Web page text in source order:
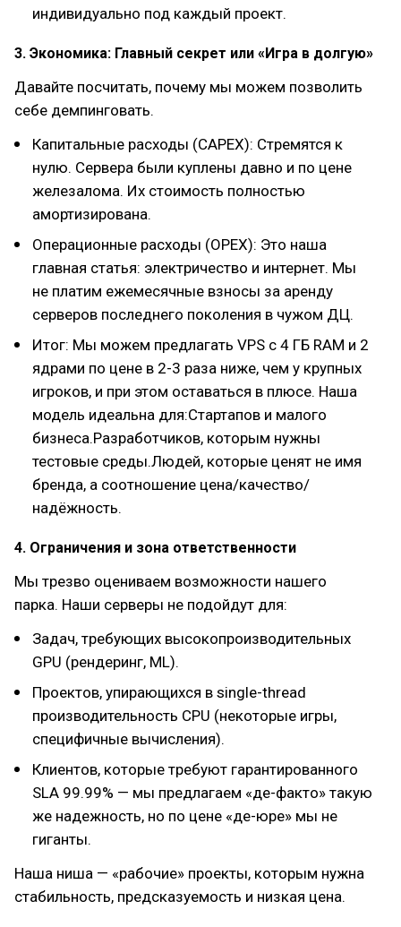
индивидуально под каждый проект.
3. Экономика: Главный секрет или «Игра в долгую»
Давайте посчитать, почему мы можем позволить
себе демпинговать.
Капитальные расходы (CAPEX): Стремятся к
нулю. Сервера были куплены давно и по цене
железалома. Их стоимость полностью
амортизирована.
Операционные расходы (OPEX): Это наша
главная статья: электричество и интернет. Мы
не платим ежемесячные взносы за аренду
серверов последнего поколения в чужом ДЦ.
Итог: Мы можем предлагать VPS с 4 ГБ RAM и 2
ядрами по цене в 2-3 раза ниже, чем у крупных
игроков, и при этом оставаться в плюсе. Наша
модель идеальна для:Стартапов и малого
бизнеса.Разработчиков, которым нужны
тестовые среды.Людей, которые ценят не имя
бренда, а соотношение цена/качество/
надёжность.
4. Ограничения и зона ответственности
Мы трезво оцениваем возможности нашего
парка. Наши серверы не подойдут для:
Задач, требующих высокопроизводительных
GPU (рендеринг, ML).
Проектов, упирающихся в single-thread
производительность CPU (некоторые игры,
специфичные вычисления).
Клиентов, которые требуют гарантированного
SLA 99.99% — мы предлагаем «де-факто» такую
же надежность, но по цене «де-юре» мы не
гиганты.
Наша ниша — «рабочие» проекты, которым нужна
стабильность, предсказуемость и низкая цена.